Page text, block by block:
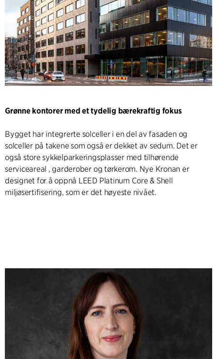
Grønne kontorer med et tydelig bærekraftig fokus
Bygget har integrerte solceller i en del av fasaden og
solceller på takene som også er dekket av sedum. Det er
også store sykkelparkeringsplasser med tilhørende
serviceareal , garderober og tørkerom. Nye Kronan er
designet for å oppnå LEED Platinum Core & Shell
miljøsertifisering, som er det høyeste nivået.